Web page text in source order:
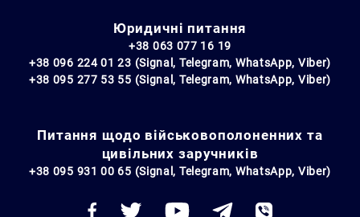
Юридичні питання
+38 063 077 16 19
+38 096 224 01 23 (Signal, Telegram, WhatsApp, Viber)
+38 095 277 53 55 (Signal, Telegram, WhatsApp, Viber)
Питання щодо військовополоненних та
цивільних заручників
+38 095 931 00 65 (Signal, Telegram, WhatsApp, Viber)